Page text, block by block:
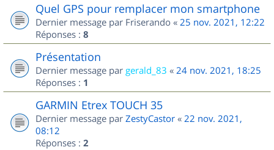
Quel GPS pour remplacer mon smartphone
Dernier message par Friserando « 25 nov. 2021, 12:22
Réponses : 8
Présentation
Dernier message par gerald_83 « 24 nov. 2021, 18:25
Réponses : 1
GARMIN Etrex TOUCH 35
Dernier message par ZestyCastor « 22 nov. 2021,
08:12
Réponses : 2